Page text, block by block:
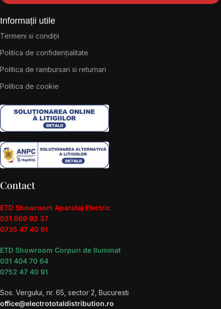
Informații utile
Termeni si condiții
Politica de confidențialitate
Politica de rambursari si returnari
Politica de cookie
Contact
ETD Showroom Aparataj Electric
031 069 92 37
0735 47 40 91
ETD Showroom Corpuri de Iluminat
031 404 70 64
0752 47 40 91
Sos. Vergului, nr. 65, sector 2, Bucuresti
office@electrototaldistribution.ro